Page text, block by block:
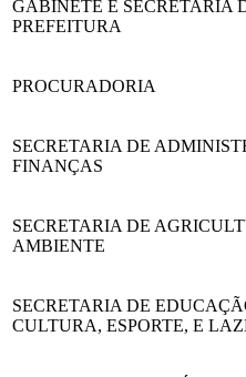
GABINETE E SECRETARIA
PREFEITURA
PROCURADORIA
SECRETARIA DE
FINANÇAS
SECRETARIA DE
AMBIENTE
SECRETARIA DE
CULTURA, ESPORTE, E